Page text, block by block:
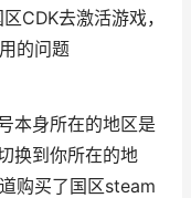
CDK去激活游戏，
的问题
本身所在的地区是
换到你所在的地
购买了国区steam